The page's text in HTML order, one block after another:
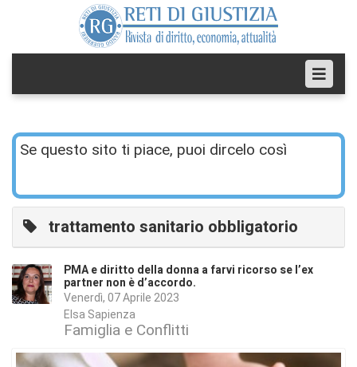
Se questo sito ti piace, puoi dircelo così
trattamento sanitario obbligatorio
PMA e diritto della donna a farvi ricorso se l’ex
partner non è d’accordo.
Venerdì, 07 Aprile 2023
Elsa Sapienza
Famiglia e Conflitti